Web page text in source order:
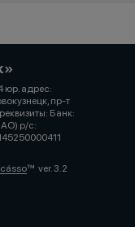
юр. адрес:
пр-т
Банк:
р/с:
ver. 3.2